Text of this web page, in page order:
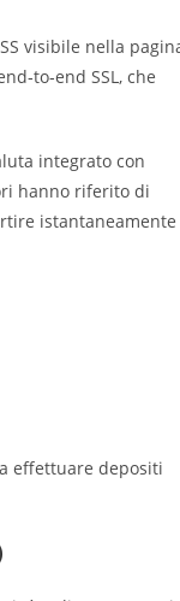
visibile nella
SSL, che
integrato con
hanno riferito di
istantaneamente
effettuare depositi